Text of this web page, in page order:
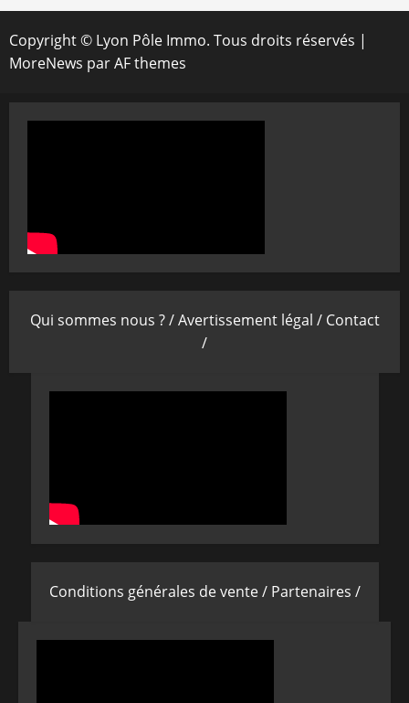
Copyright © Lyon Pôle Immo. Tous droits réservés |
MoreNews par AF themes
Qui sommes nous ? /Avertissement légal / Contact
/
Conditions générales de vente / Partenaires /